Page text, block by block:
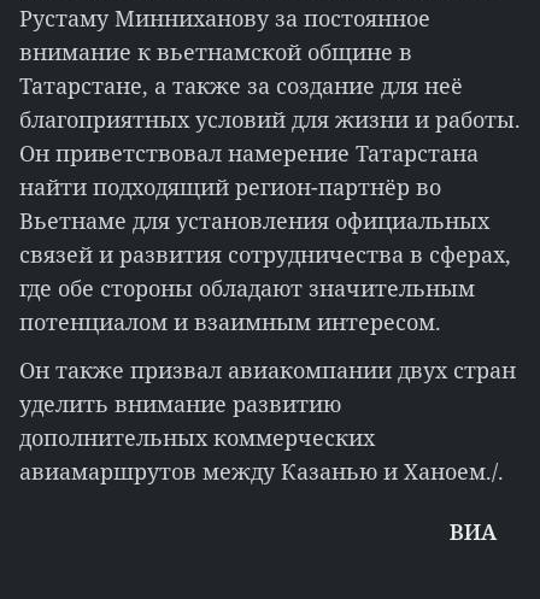
Рустаму Минниханову за постоянное
внимание к вьетнамской общине в
Татарстане, а также за создание для неё
благоприятных условий для жизни и работы.
Он приветствовал намерение Татарстана
найти подходящий регион-партнёр во
Вьетнаме для установления официальных
связей и развития сотрудничества в сферах,
где обе стороны обладают значительным
потенциалом и взаимным интересом.
Он также призвал авиакомпании двух стран
уделить внимание развитию
дополнительных коммерческих
авиамаршрутов между Казанью и Ханоем./.
ВИА